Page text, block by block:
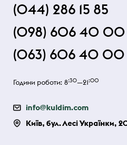
(044) 286 15 85
(098) 606 40 00
(063) 606 40 00
Години роботи: 8:30—21:00
info@kuldim.com
Київ, бул. Лесі Українки,